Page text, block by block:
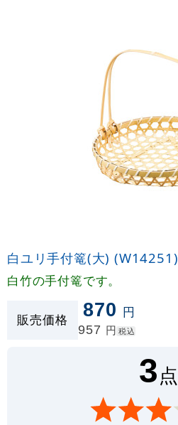
白ユリ手付篭(大) (W14251)
白竹の手付篭です。
販売価格 870 円
957 円 税込
3点